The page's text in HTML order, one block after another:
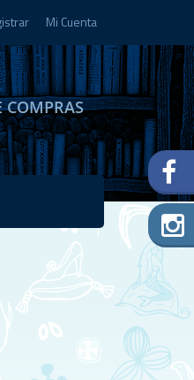
Mi Cuenta
COMPRAS